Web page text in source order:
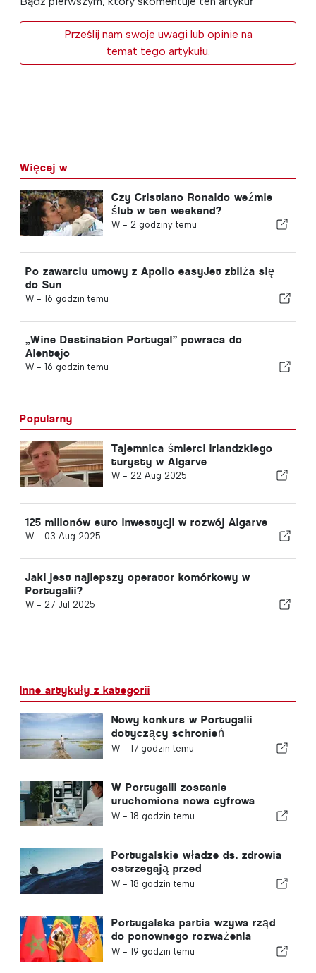
Prześlij nam swoje uwagi lub opinie na
temat tego artykułu.
Więcej w
Czy Cristiano Ronaldo weźmie
ślub w ten weekend?
W - 2 godziny temu
Po zawarciu umowy z Apollo easyJet zbliża się
do Sun
W - 16 godzin temu
„Wine Destination Portugal” powraca do
Alentejo
W - 16 godzin temu
Popularny
Tajemnica śmierci irlandzkiego
turysty w Algarve
W - 22 Aug 2025
125 milionów euro inwestycji w rozwój Algarve
W - 03 Aug 2025
Jaki jest najlepszy operator komórkowy w
Portugalii?
W - 27 Jul 2025
Inne artykuły z kategorii
Nowy konkurs w Portugalii
dotyczący schronień
klimatycznych
W - 17 godzin temu
W Portugalii zostanie
uruchomiona nowa cyfrowa
platforma opieki zdrowotnej
W - 18 godzin temu
Portugalskie władze ds. zdrowia
ostrzegają przed
niebezpieczeństwem utonięcia
W - 18 godzin temu
Portugalska partia wzywa rząd
do ponownego rozważenia
decyzji o przyznaniu Maroku
W - 19 godzin temu